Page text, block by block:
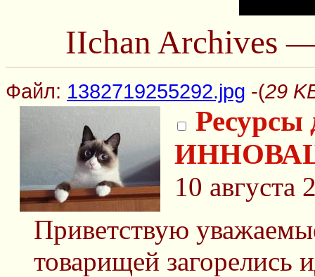
IIchan Archives
Файл: 1382719255292.jpg -(29
10 августа
Приветствую
товарищей загорелись